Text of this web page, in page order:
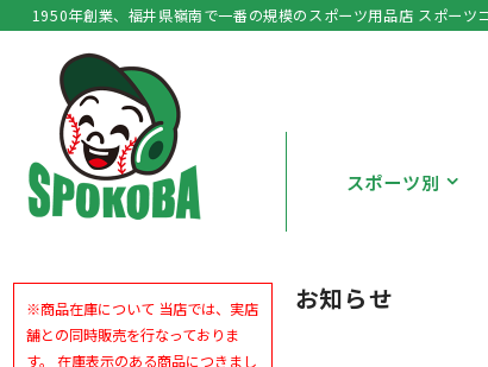
1950年創業、福井県嶺南で一番の規模のスポーツ用品店 スポーツ
スポーツ別
お知らせ
※商品在庫について 当店では、実店
舗との同時販売を行なっておりま
す。 在庫表示のある商品につきまし